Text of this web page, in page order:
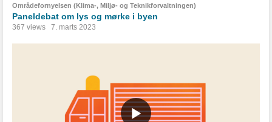
Områdefornyelsen (Klima-, Miljø- og Teknikforvaltningen)
Paneldebat om lys og mørke i byen
367 views 7. marts 2023